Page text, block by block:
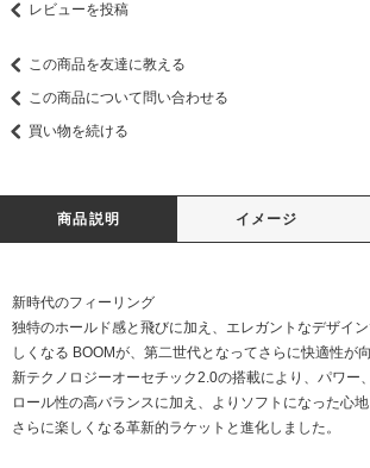
レビューを投稿
この商品を友達に教える
この商品について問い合わせる
買い物を続ける
商品説明 イメージ
新時代のフィーリング
独特のホールド感と飛びに加え、エレガントなデザイ
しくなる BOOMが、第二世代となってさらに快適性が
新テクノロジーオーセチック2.0の搭載により、パワー
ロール性の高バランスに加え、よりソフトになった心
さらに楽しくなる革新的ラケットと進化しました。